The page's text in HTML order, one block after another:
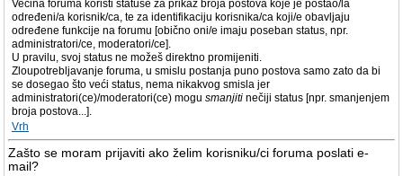
Većina foruma koristi statuse za prikaz broja postova koje je postao/la
određeni/a korisnik/ca, te za identifikaciju korisnika/ca koji/e obavljaju
određene funkcije na forumu [obično oni/e imaju poseban status, npr.
administratori/ce, moderatori/ce].
U pravilu, svoj status ne možeš direktno promijeniti.
Zloupotrebljavanje foruma, u smislu postanja puno postova samo zato da bi
se dosegao što veći status, nema nikakvog smisla jer
administratori(ce)/moderatori(ce) mogu smanjiti nečiji status [npr. smanjenjem
broja postova...].
Vrh
Zašto se moram prijaviti ako želim korisniku/ci foruma poslati e-
mail?